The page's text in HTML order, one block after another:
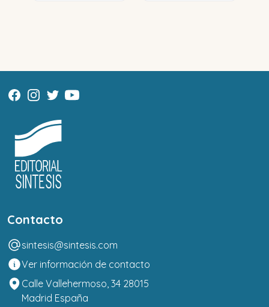
Contacto
sintesis@sintesis.com
Ver información de contacto
Calle Vallehermoso, 34 28015
Madrid España